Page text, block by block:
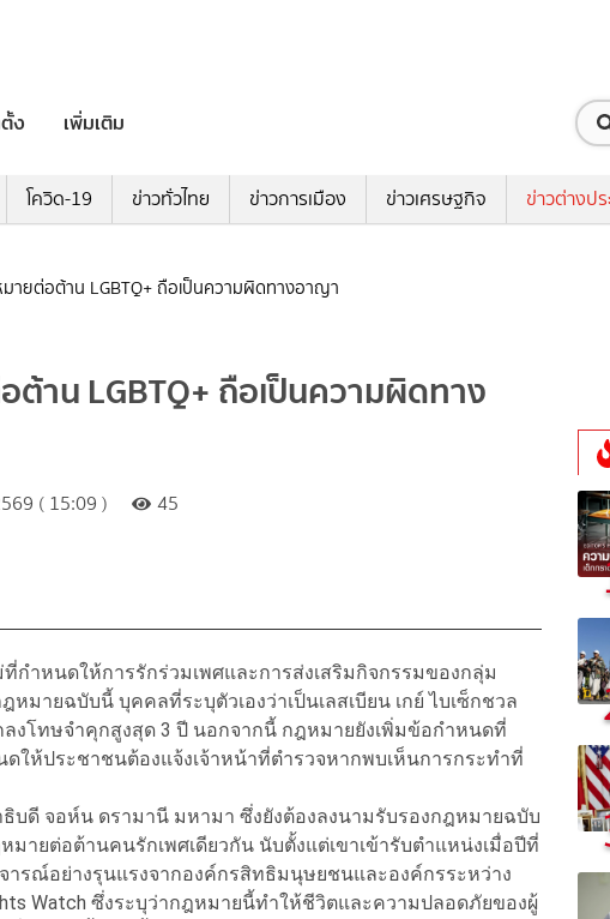
ง เพิ่มเติม
โควิด-19 ข่าวทั่วไทย ข่าวการเมือง ข่าวเศรษฐกิจ ข่าวต่างปร
ายต่อต้าน LGBTQ+ ถือเป็นความผิดทางอาญา
าน LGBTQ+ ถือเป็นความผิดทาง
( 15:09 ) 45
กำหนดให้การรักร่วมเพศและการส่งเสริมกิจกรรมของกลุ่ม
หมายฉบับนี้ บุคคลที่ระบุตัวเองว่าเป็นเลสเบียน เกย์ ไบเซ็กชวล
ลงโทษจำคุกสูงสุด 3 ปี นอกจากนี้ กฎหมายยังเพิ่มข้อกำหนดที่
ให้ประชาชนต้องแจ้งเจ้าหน้าที่ตำรวจหากพบเห็นการกระทำที่
บดี จอห์น ดรามานี มหามา ซึ่งยังต้องลงนามรับรองกฎหมายฉบับ
มายต่อต้านคนรักเพศเดียวกัน นับตั้งแต่เขาเข้ารับตำแหน่งเมื่อปีที่
รณ์อย่างรุนแรงจากองค์กรสิทธิมนุษยชนและองค์กรระหว่าง
Watch ซึ่งระบุว่ากฎหมายนี้ทำให้ชีวิตและความปลอดภัยของผู้